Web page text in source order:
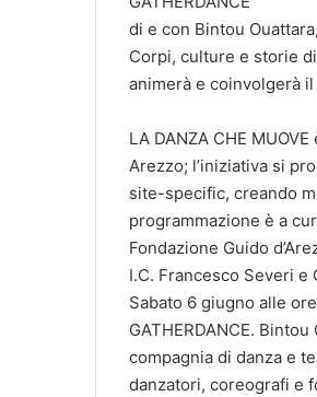
di e con Bintou
Corpi, culture e storie
animerà e coinvolgerà
LA DANZA CHE
Arezzo; l’iniziativa si
site-specific, creando
programmazione è a
Fondazione Guido
I.C. Francesco Severi e
Sabato 6 giugno alle
GATHERDANCE.
compagnia di danza e
danzatori, coreografi e